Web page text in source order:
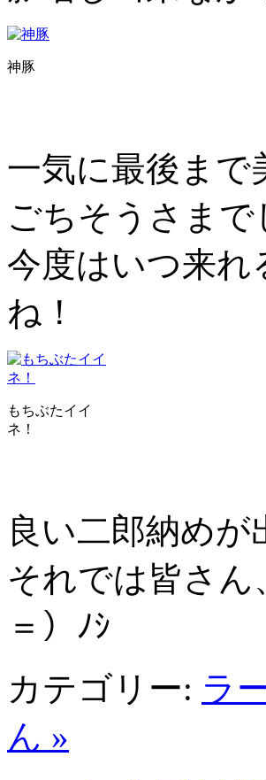
神豚
一気に最後まで
ごちそうさまで
今度はいつ来
ね！
もちぶたイイ
ネ！
良い二郎納め
それでは皆さ
＝）ﾉｼ
カテゴリー: ラ
ん »